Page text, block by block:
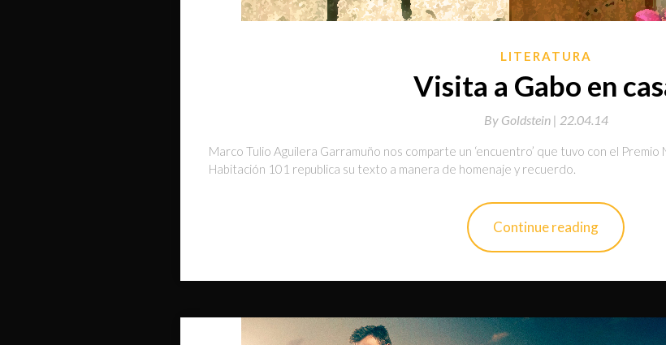
LITERATURA
Visita a Gabo en
By Goldstein | 22.04.14
Marco Tulio Aguilera Garramuño nos comparte un ‘encuentro’ que tuvo con el
Habitación 101 republica su texto a manera de homenaje y recuerdo.
Continue reading